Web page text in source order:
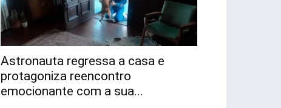
Astronauta regressa a casa e
protagoniza reencontro
emocionante com a sua...